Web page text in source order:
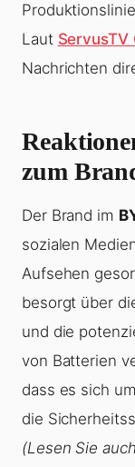
Laut ServusTV
Nachrichten
zum
Der Brand im
sozialen
Aufsehen
besorgt über
und die
von Batterien
dass es sich
die
(Lesen Sie